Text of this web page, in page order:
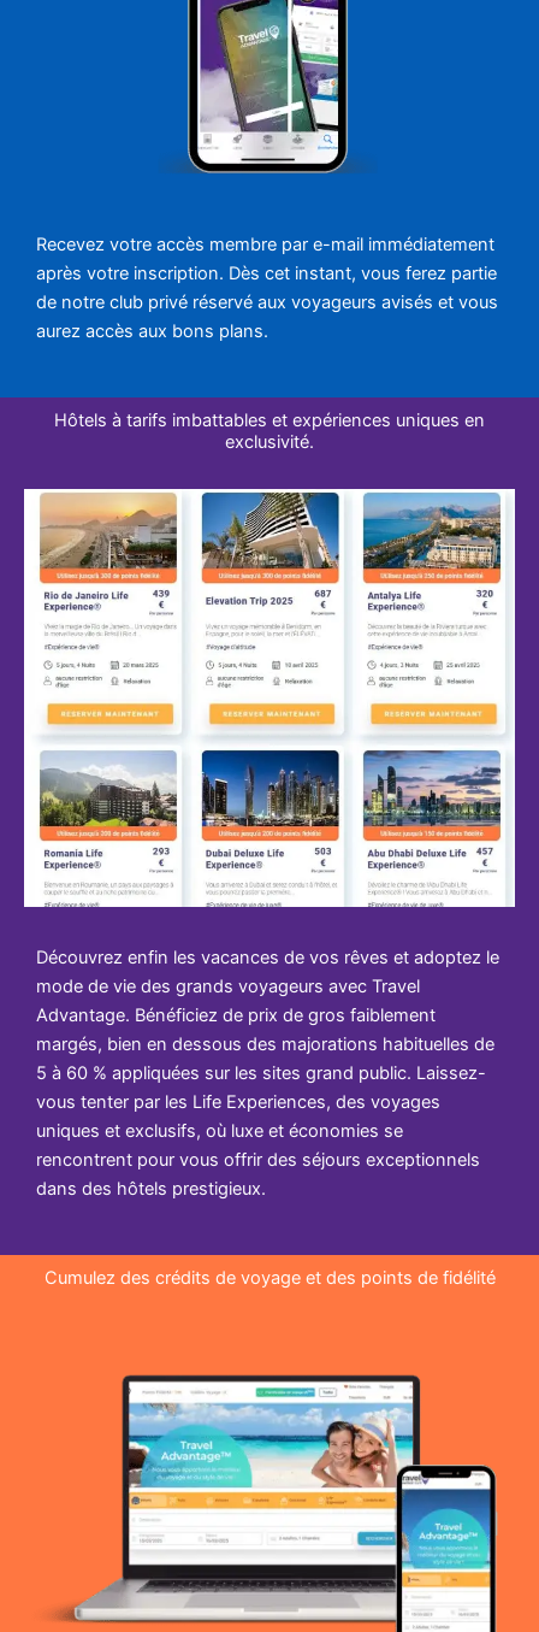
Recevez votre accès membre par e-mail immédiatement
après votre inscription. Dès cet instant, vous ferez partie
de notre club privé réservé aux voyageurs avisés et vous
aurez accès aux bons plans.
Hôtels à tarifs imbattables et expériences uniques en
exclusivité.
Découvrez enfin les vacances de vos rêves et adoptez le
mode de vie des grands voyageurs avec Travel
Advantage. Bénéficiez de prix de gros faiblement
margés, bien en dessous des majorations habituelles de
5 à 60 % appliquées sur les sites grand public. Laissez-
vous tenter par les Life Experiences, des voyages
uniques et exclusifs, où luxe et économies se
rencontrent pour vous offrir des séjours exceptionnels
dans des hôtels prestigieux.
Cumulez des crédits de voyage et des points de fidélité